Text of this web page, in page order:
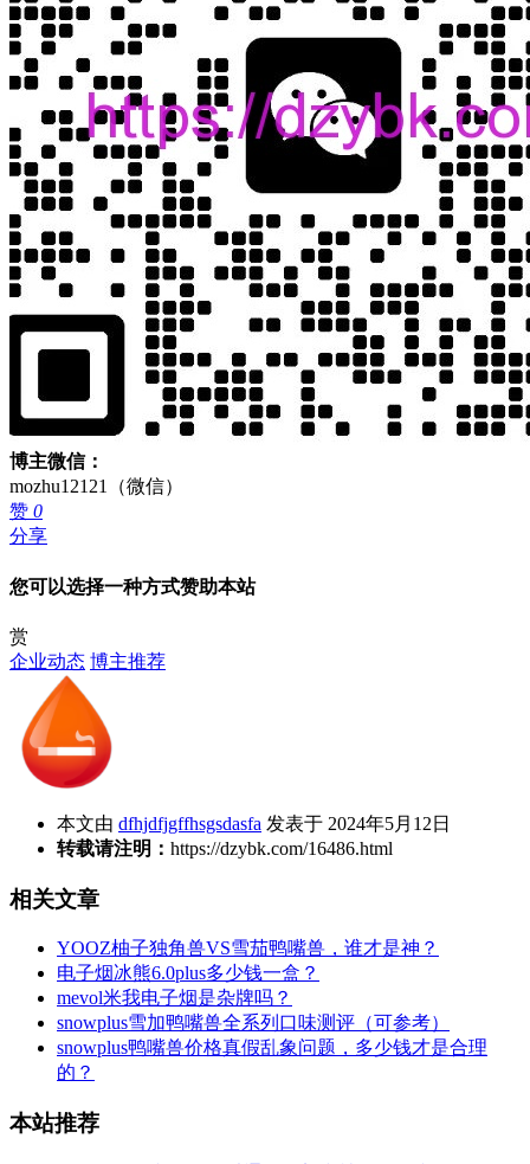
博主微信：
mozhu12121（微信）
赞 0
分享
您可以选择一种方式赞助本站
赏
企业动态 博主推荐
本文由 dfhjdfjgffhsgsdasfa 发表于 2024年5月12日
转载请注明： https://dzybk.com/16486.html
相关文章
YOOZ柚子独角兽VS雪茄鸭嘴兽，谁才是神？
电子烟冰熊6.0plus多少钱一盒？
mevol米我电子烟是杂牌吗？
snowplus雪加鸭嘴兽全系列口味测评（可参考）
snowplus鸭嘴兽价格真假乱象问题，多少钱才是合理
的？
本站推荐